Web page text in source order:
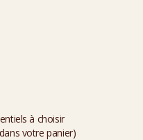
à choisir
votre panier)